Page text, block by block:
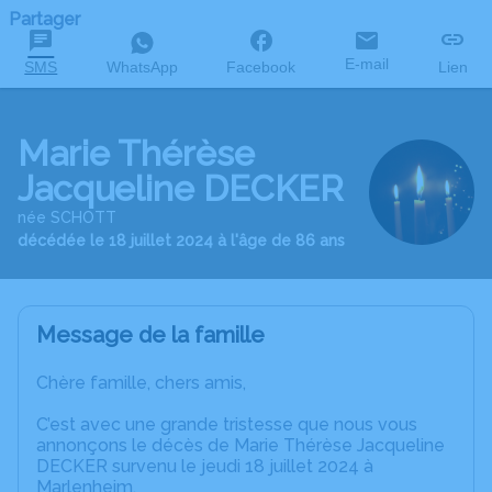
Partager
SMS WhatsApp Facebook E-mail Lien
Marie Thérèse
Jacqueline DECKER
née SCHOTT
décédée le 18 juillet 2024 à l'âge de 86 ans
Message de la famille
Chère famille, chers amis,
C’est avec une grande tristesse que nous vous
annonçons le décès de Marie Thérèse Jacqueline
DECKER survenu le jeudi 18 juillet 2024 à
Marlenheim.